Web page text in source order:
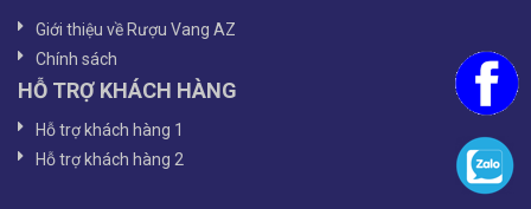
Giới thiệu về Rượu Vang AZ
Chính sách
HỖ TRỢ KHÁCH HÀNG
Hỗ trợ khách hàng 1
Hỗ trợ khách hàng 2